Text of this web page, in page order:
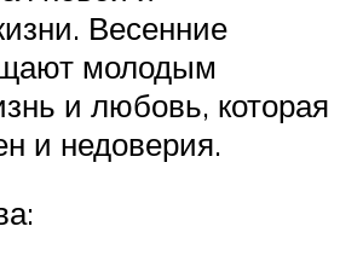
Весенние
молодым
и любовь, которая
и недоверия.